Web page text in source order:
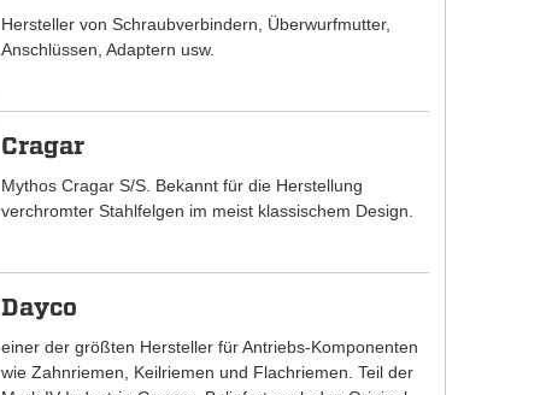
Hersteller von Schraubverbindern, Überwurfmutter,
Anschlüssen, Adaptern usw.
Cragar
Mythos Cragar S/S. Bekannt für die Herstellung
verchromter Stahlfelgen im meist klassischem Design.
Dayco
einer der größten Hersteller für Antriebs-Komponenten
wie Zahnriemen, Keilriemen und Flachriemen. Teil der